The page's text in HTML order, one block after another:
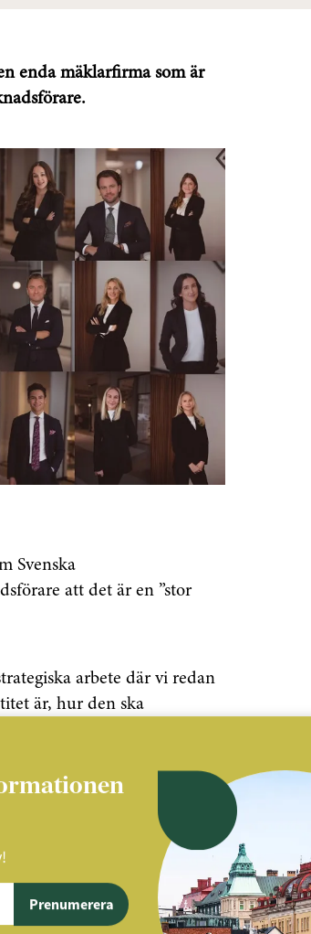
enda mäklarfirma som är
Svenska
att det är en ”stor
arbete där vi redan
är, hur den ska
som ”använt
bland
med att brett sprida
Prenumerera